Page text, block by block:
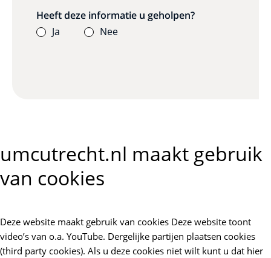
Heeft deze informatie u geholpen?
Ja
Nee
umcutrecht.nl maakt gebruik
van cookies
Deze website maakt gebruik van cookies Deze website toont
video’s van o.a. YouTube. Dergelijke partijen plaatsen cookies
(third party cookies). Als u deze cookies niet wilt kunt u dat hier